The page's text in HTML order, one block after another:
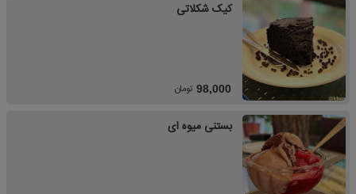
کیک شکلاتی
98,000 تومان
بستنی میوه ای